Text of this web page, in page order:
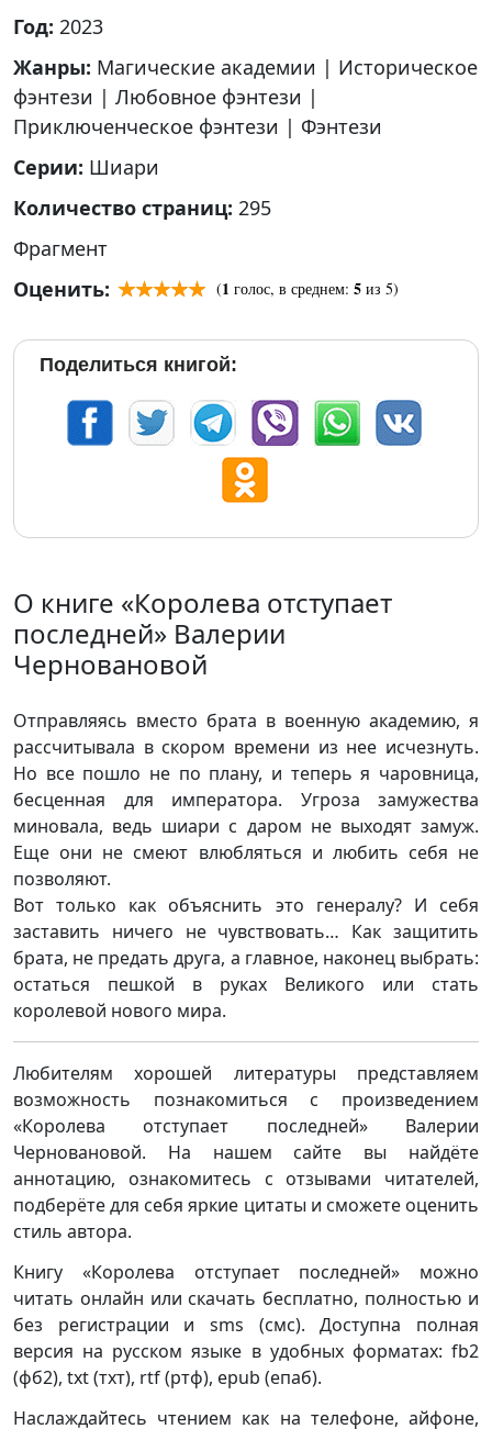
Год: 2023
Жанры: Магические академии | Историческое
фэнтези | Любовное фэнтези |
Приключенческое фэнтези | Фэнтези
Серии: Шиари
Количество страниц: 295
Фрагмент
Оценить:
(1 голос, в среднем: 5 из 5)
Поделиться книгой:
О книге «Королева отступает
последней» Валерии
Черновановой
Отправляясь вместо брата в военную академию, я
рассчитывала в скором времени из нее исчезнуть.
Но все пошло не по плану, и теперь я чаровница,
бесценная для императора. Угроза замужества
миновала, ведь шиари с даром не выходят замуж.
Еще они не смеют влюбляться и любить себя не
позволяют.
Вот только как объяснить это генералу? И себя
заставить ничего не чувствовать… Как защитить
брата, не предать друга, а главное, наконец выбрать:
остаться пешкой в руках Великого или стать
королевой нового мира.
Любителям хорошей литературы представляем
возможность познакомиться с произведением
«Королева отступает последней» Валерии
Черновановой. На нашем сайте вы найдёте
аннотацию, ознакомитесь с отзывами читателей,
подберёте для себя яркие цитаты и сможете оценить
стиль автора.
Книгу «Королева отступает последней» можно
читать онлайн или скачать бесплатно, полностью и
без регистрации и sms (смс). Доступна полная
версия на русском языке в удобных форматах: fb2
(фб2), txt (тхт), rtf (ртф), epub (епаб).
Наслаждайтесь чтением как на телефоне, айфоне,